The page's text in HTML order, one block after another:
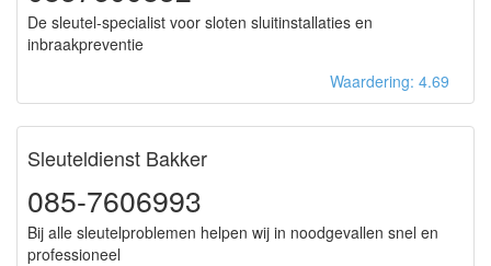
De sleutel-specialist voor sloten sluitinstallaties en
inbraakpreventie
Waardering: 4.69
Sleuteldienst Bakker
085-7606993
Bij alle sleutelproblemen helpen wij in noodgevallen snel en
professioneel